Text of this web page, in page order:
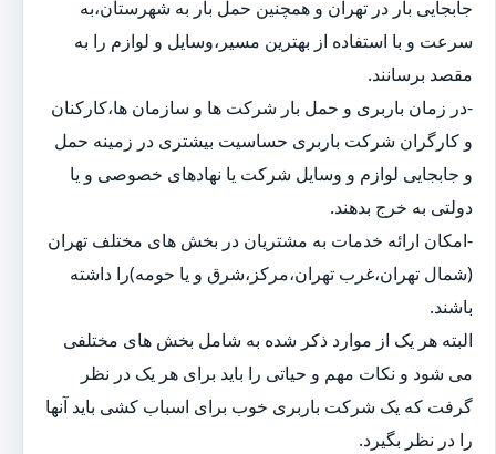
جابجایی بار در تهران و همچنین حمل بار به شهرستان،به
سرعت و با استفاده از بهترین مسیر،وسایل و لوازم را به
مقصد برسانند.
-در زمان باربری و حمل بار شرکت ها و سازمان ها،کارکنان
و کارگران شرکت باربری حساسیت بیشتری در زمینه حمل
و جابجایی لوازم و وسایل شرکت یا نهادهای خصوصی و یا
دولتی به خرج بدهند.
-امکان ارائه خدمات به مشتریان در بخش های مختلف تهران
(شمال تهران،غرب تهران،مرکز،شرق و یا حومه)را داشته
باشند.
البته هر یک از موارد ذکر شده به شامل بخش های مختلفی
می شود و نکات مهم و حیاتی را باید برای هر یک در نظر
گرفت که یک شرکت باربری خوب برای اسباب کشی باید آنها
را در نظر بگیرد.